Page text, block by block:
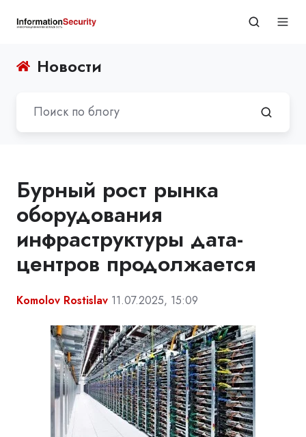
Новости
Бурный рост рынка
оборудования
инфраструктуры дата-
центров продолжается
Komolov Rostislav 11.07.2025, 15:09